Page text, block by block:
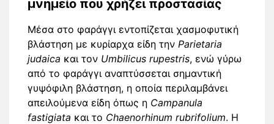
μνημείο που χρήζει προστασίας
Μέσα στο φαράγγι εντοπίζεται χασμοφυτική
βλάστηση με κυρίαρχα είδη την Parietaria
judaica και τον Umbilicus rupestris, ενώ γύρω
από το φαράγγι αναπτύσσεται σημαντική
γυψόφιλη βλάστηση, η οποία περιλαμβάνει
απειλούμενα είδη όπως η Campanula
fastigiata και το Chaenorhinum rubrifolium. Η